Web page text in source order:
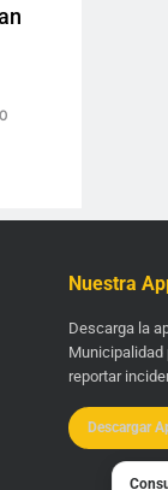
0
Nuestra
Descarga la
Municipalidad
reportar
Descargar